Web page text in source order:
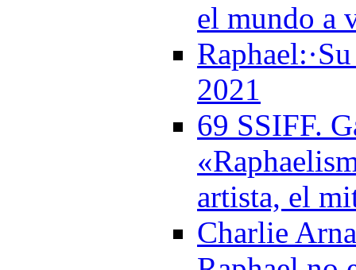
el mundo a
2021
69 SSIFF.
artista, el
Charlie